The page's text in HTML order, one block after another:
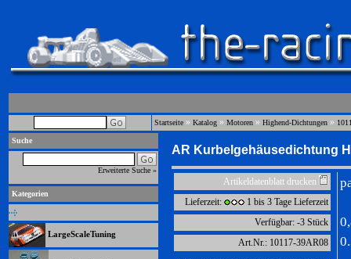
Startseite » Katalog » Motoren » Highend-Dichtungen »
Suche
Erweiterte Suche »
Kategorien
LargeScaleTuning
AR Kurbelgehäusedichtung
Artikeldatenblatt drucken
Lieferzeit:
1 bis 3 Tage Lieferzeit
Verfügbar: -3 Stück
Art.Nr.: 10117-39AR08